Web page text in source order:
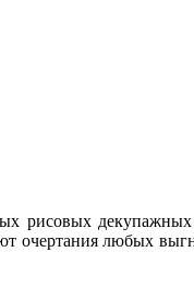
рисовых
очертания любых